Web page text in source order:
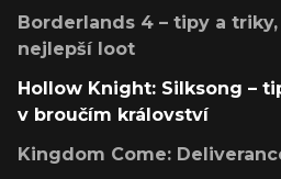
Borderlands 4 – tipy a
nejlepší loot
Hollow Knight: Silksong –
v broučím království
Kingdom Come: